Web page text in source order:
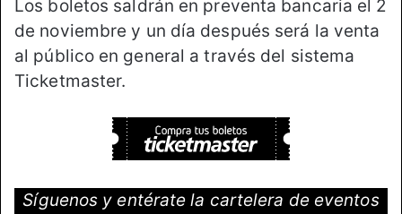
Los boletos saldrán en preventa bancaria el 2
de noviembre y un día después será la venta
al público en general a través del sistema
Ticketmaster.
Síguenos y entérate la cartelera de eventos